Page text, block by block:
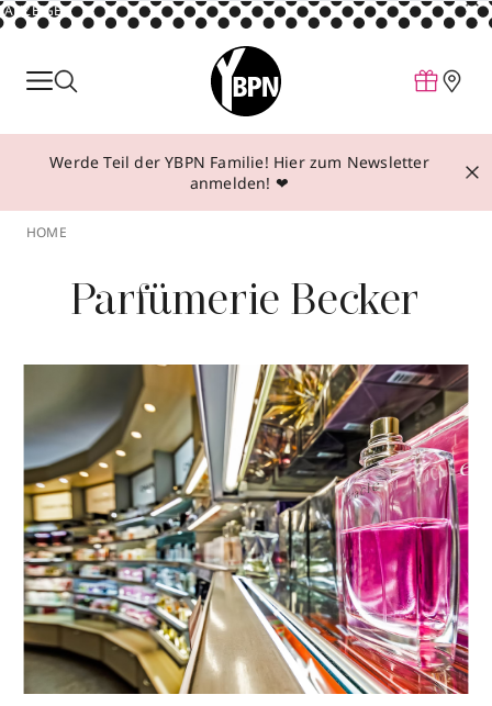
ANZEIGE
Parfum
Make-up
Behandlungen
Über YBPN
Aktionen
Storefinder
Werde Teil der YBPN Familie! Hier zum Newsletter
anmelden! ❤
HOME
Parfümerie Becker